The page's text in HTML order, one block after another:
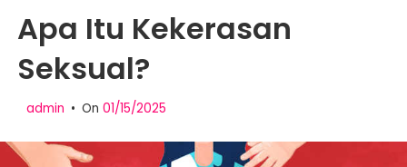
Apa Itu Kekerasan
Seksual?
admin On 01/15/2025